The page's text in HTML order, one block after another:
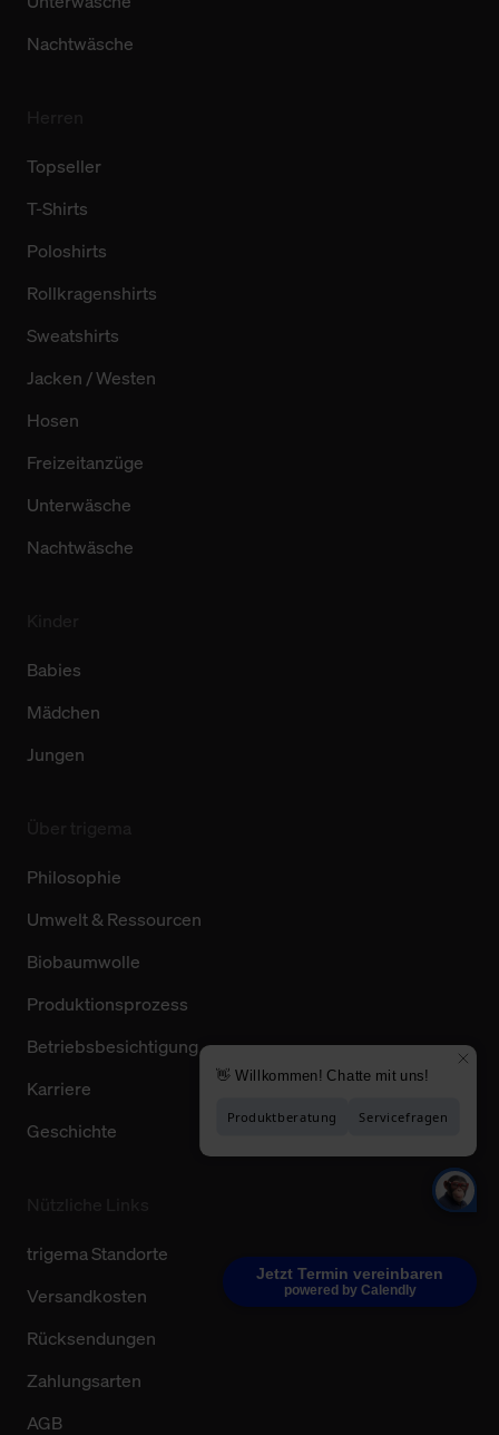
Jetzt Termin vereinbaren
powered by Calendly
Nachtwäsche
Topseller
T-Shirts
Poloshirts
Rollkragenshirts
Sweatshirts
Jacken / Westen
Hosen
Freizeitanzüge
Unterwäsche
Nachtwäsche
Babies
Mädchen
Jungen
Philosophie
Umwelt & Ressourcen
Biobaumwolle
Produktionsprozess
Betriebsbesichtigung
Karriere
Geschichte
trigema Standorte
Versandkosten
Rücksendungen
Zahlungsarten
AGB